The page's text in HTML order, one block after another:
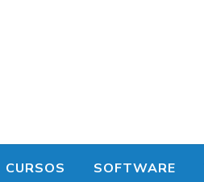
CURSOS SOFTWARE